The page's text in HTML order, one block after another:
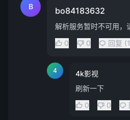
B bo84183632
解析服务暂时不可用，
0
0 回复
4 4k影视
刷新一下
0
0